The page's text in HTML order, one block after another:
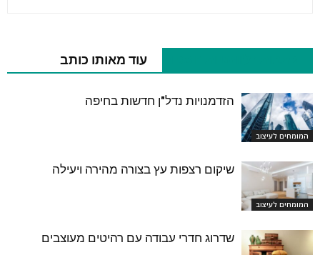
עוד מאותו כותב
המומחים לעיצוב
הזדמנויות נדל"ן חדשות בחיפה
המומחים לעיצוב
שיקום רצפות עץ בצורה מהירה ויעילה
שדרוג חדרי עבודה עם רהיטים מעוצבים